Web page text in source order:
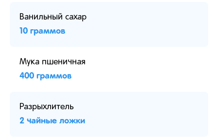
Ванильный сахар
10 граммов
Мука пшеничная
400 граммов
Разрыхлитель
2 чайные ложки